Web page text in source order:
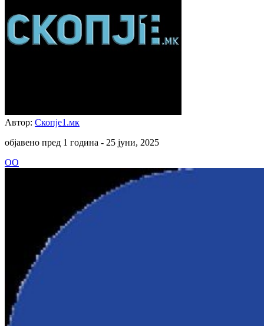
Автор: Скопје1.мк
објавено пред 1 година - 25 јуни, 2025
ОО